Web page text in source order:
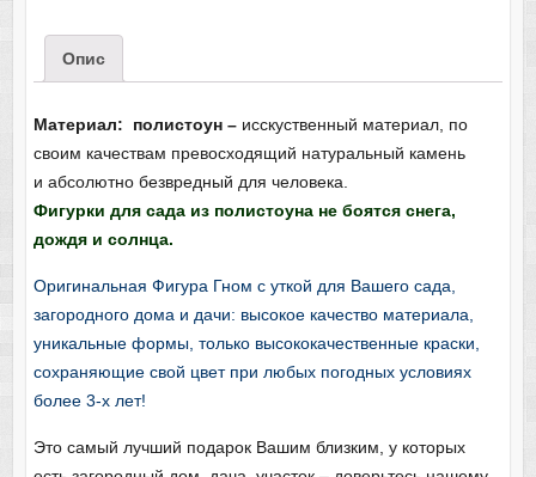
Опис
Материал: полистоун –исскуственный материал, по
своим качествам превосходящий натуральный камень
и абсолютно безвредный для человека.
Фигурки для сада из полистоуна не боятся снега,
дождя и солнца.
Оригинальная Фигура Гном с уткой для Вашего сада,
загородного дома и дачи: высокое качество материала,
уникальные формы, только высококачественные краски,
сохраняющие свой цвет при любых погодных условиях
более 3-х лет!
Это самый лучший подарок Вашим близким, у которых